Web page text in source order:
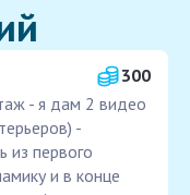
300
- я дам 2 видео
-
первого
и в конце